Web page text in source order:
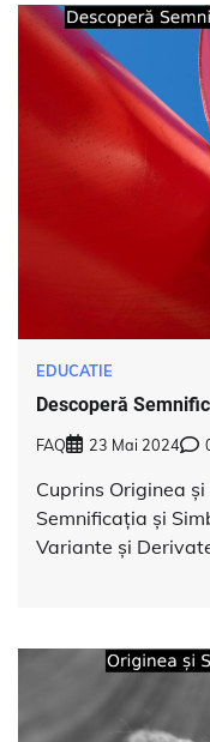
EDUCATIE
Descoperă
FAQ 23 Mai 2024
Cuprins Originea
Semnificația și
Variante și